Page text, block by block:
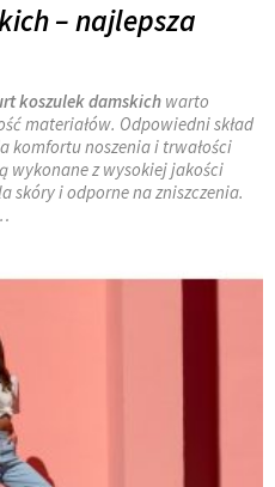
– najlepsza
koszulek damskich warto
materiałów. Odpowiedni skład
komfortu noszenia i trwałości
wykonane z wysokiej jakości
skóry i odporne na zniszczenia.